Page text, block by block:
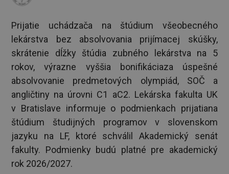
Prijatie uchádzača na štúdium všeobecného
lekárstva bez absolvovania prijímacej skúšky,
skrátenie dĺžky štúdia zubného lekárstva na 5
rokov, výrazne vyššia bonifikáciaza úspešné
absolvovanie predmetových olympiád, SOČ a
angličtiny na úrovni C1 aC2. Lekárska fakulta UK
v Bratislave informuje o podmienkach prijatiana
štúdium študijných programov v slovenskom
jazyku na LF, ktoré schválil Akademický senát
fakulty. Podmienky budú platné pre akademický
rok 2026/2027.